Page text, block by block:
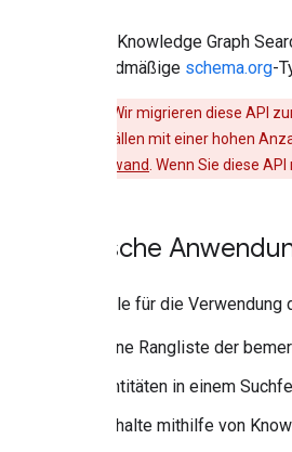
Mit der Knowledge Graph
standardmäßige schema.org-
:Wir migrieren diese API
Anwendungsfällen mit einer hohen
Migrationsaufwand . Wenn Sie diese
Typische
Beispiele für die Verwendung
Eine Rangliste der
Entitäten in einem
Inhalte mithilfe von